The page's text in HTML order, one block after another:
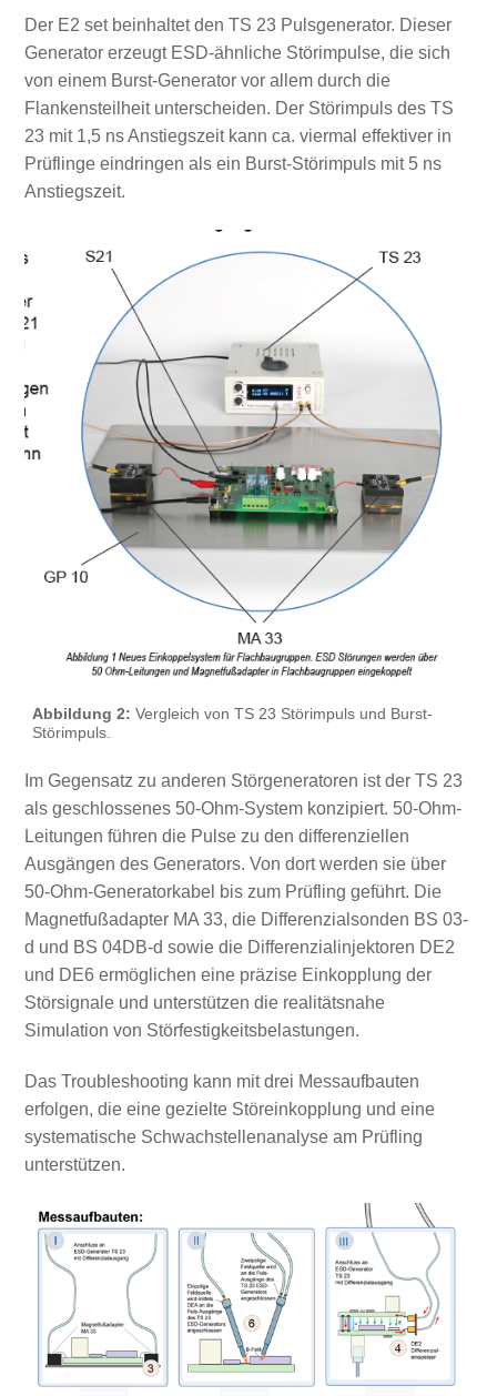
Der E2 set beinhaltet den TS 23 Pulsgenerator. Dieser
Generator erzeugt ESD-ähnliche Störimpulse, die sich
von einem Burst-Generator vor allem durch die
Flankensteilheit unterscheiden. Der Störimpuls des TS
23 mit 1,5 ns Anstiegszeit kann ca. viermal effektiver in
Prüflinge eindringen als ein Burst-Störimpuls mit 5 ns
Anstiegszeit.
Abbildung 2: Vergleich von TS 23 Störimpuls und Burst-
Störimpuls.
Im Gegensatz zu anderen Störgeneratoren ist der TS 23
als geschlossenes 50-Ohm-System konzipiert. 50-Ohm-
Leitungen führen die Pulse zu den differenziellen
Ausgängen des Generators. Von dort werden sie über
50-Ohm-Generatorkabel bis zum Prüfling geführt. Die
Magnetfußadapter MA 33, die Differenzialsonden BS 03-
d und BS 04DB-d sowie die Differenzialinjektoren DE2
und DE6 ermöglichen eine präzise Einkopplung der
Störsignale und unterstützen die realitätsnahe
Simulation von Störfestigkeitsbelastungen.
Das Troubleshooting kann mit drei Messaufbauten
erfolgen, die eine gezielte Störeinkopplung und eine
systematische Schwachstellenanalyse am Prüfling
unterstützen.